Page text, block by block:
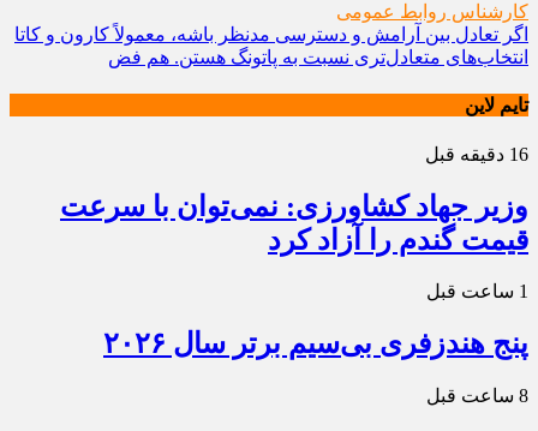
کارشناس روابط عمومی
اگر تعادل بین آرامش و دسترسی مدنظر باشه، معمولاً کارون و کاتا
انتخاب‌های متعادل‌تری نسبت به پاتونگ هستن. هم فض
تایم لاین
16 دقیقه قبل
وزیر جهاد کشاورزی: نمی‌توان با سرعت
قیمت گندم را آزاد کرد
1 ساعت قبل
پنج هندزفری بی‌سیم برتر سال ۲۰۲۶
8 ساعت قبل